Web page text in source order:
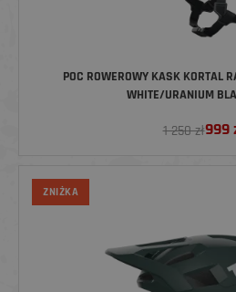
POC ROWEROWY KASK KORTAL
WHITE/URANIUM
1 250 zł999
ZNIŻKA